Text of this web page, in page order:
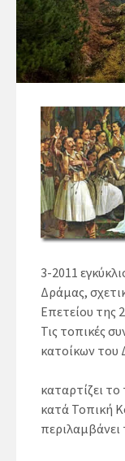
3-2011
Δράμας,
Επετείου της
Τις τοπικές
κατοίκων του
καταρτίζει
κατά Τοπική
περιλαμβάνει